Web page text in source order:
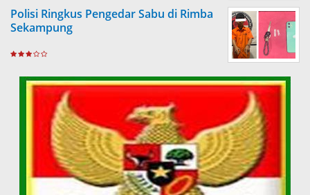
Polisi Ringkus Pengedar Sabu di Rimba
Sekampung